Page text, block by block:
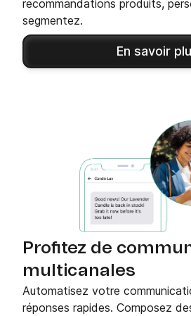
recommandations produits,
segmentez.
En savoir
Profitez de
multicanales
Automatisez votre
réponses rapides. Composez